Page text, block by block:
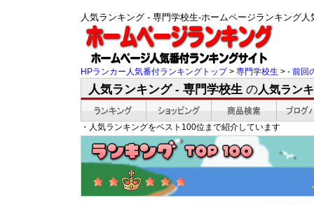
人気ランキング - 専門学校生-ホームページランキング
HPランカー人気番付ランキングトップ> 専門学校生 > - 前回
人気ランキング - 専門学校生 の人気ラン
・人気ランキングをベスト100位まで紹介しています